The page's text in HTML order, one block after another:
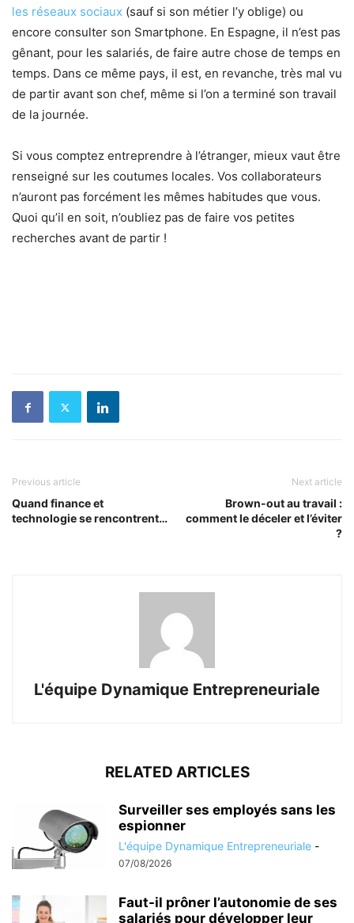
les réseaux sociaux (sauf si son métier l’y oblige) ou
encore consulter son Smartphone. En Espagne, il n’est pas
gênant, pour les salariés, de faire autre chose de temps en
temps. Dans ce même pays, il est, en revanche, très mal vu
de partir avant son chef, même si l’on a terminé son travail
de la journée.
Si vous comptez entreprendre à l’étranger, mieux vaut être
renseigné sur les coutumes locales. Vos collaborateurs
n’auront pas forcément les mêmes habitudes que vous.
Quoi qu’il en soit, n’oubliez pas de faire vos petites
recherches avant de partir !
Previous article
Quand finance et
technologie se rencontrent…
Next article
Brown-out au travail :
comment le déceler et l’éviter
?
L'équipe Dynamique Entrepreneuriale
RELATED ARTICLES
Surveiller ses employés sans les
espionner
L'équipe Dynamique Entrepreneuriale -
07/08/2026
Faut-il prôner l’autonomie de ses
salariés pour développer leur